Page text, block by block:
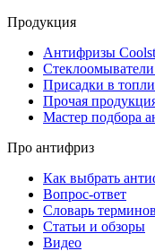
Продукция
Антифризы
Присадки в
Прочая
Мастер подбора
Про антифриз
Как выбрать
Вопрос-ответ
Словарь терминов
Статьи и обзоры
Видео